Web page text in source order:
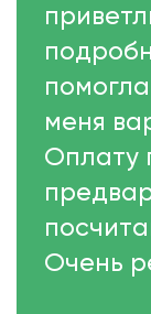
меня
Оплату
Очень